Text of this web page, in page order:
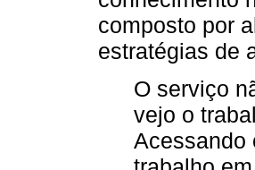
composto por
estratégias de
O serviço
vejo o
Acessando